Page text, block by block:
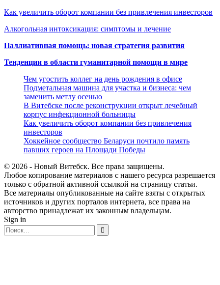
Как увеличить оборот компании без привлечения инвесторов
Алкогольная интоксикация: симптомы и лечение
Паллиативная помощь: новая стратегия развития
Тенденции в области гуманитарной помощи в мире
Чем угостить коллег на день рождения в офисе
Подметальная машина для участка и бизнеса: чем
заменить метлу осенью
В Витебске после реконструкции открыт лечебный
корпус инфекционной больницы
Как увеличить оборот компании без привлечения
инвесторов
Хоккейное сообщество Беларуси почтило память
павших героев на Площади Победы
© 2026 - Новый Витебск. Все права защищены.
Любое копирование материалов с нашего ресурса разрешается
только с обратной активной ссылкой на страницу статьи.
Все материалы опубликованные на сайте взяты с открытых
источников и других порталов интернета, все права на
авторство принадлежат их законным владельцам.
Sign in